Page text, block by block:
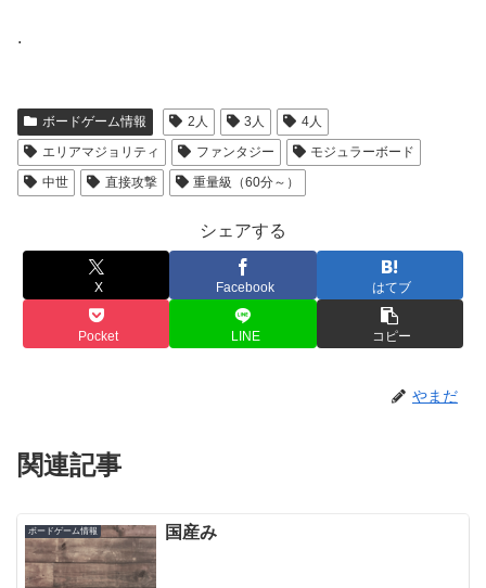
.
ボードゲーム情報 2人 3人
4人
エリアマジョリティ
ファンタジー
モジュラーボード
中世
直接攻撃 重量級（60分～）
シェアする
X Facebook はてブ
Pocket LINE コピー
やまだ
関連記事
ボードゲーム情報 国産み